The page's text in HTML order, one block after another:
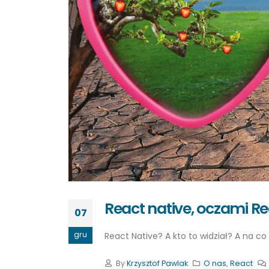
07
gru
React native, oczami
React Native? A kto to widział? A na
ByKrzysztof Pawlak O nas,React